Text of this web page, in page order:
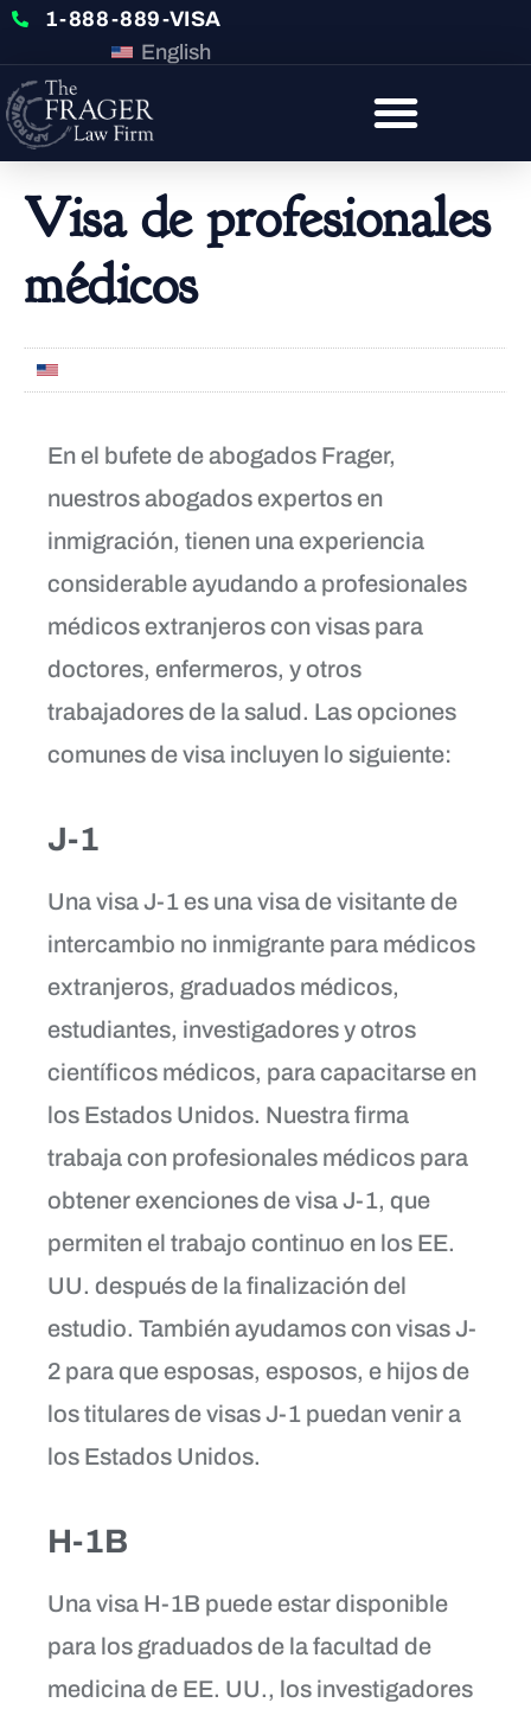
1-888-889-VISA
English
Visa de profesionales
médicos
En el bufete de abogados Frager,
nuestros abogados expertos en
inmigración, tienen una experiencia
considerable ayudando a profesionales
médicos extranjeros con visas para
doctores, enfermeros, y otros
trabajadores de la salud. Las opciones
comunes de visa incluyen lo siguiente:
J-1
Una visa J-1 es una visa de visitante de
intercambio no inmigrante para médicos
extranjeros, graduados médicos,
estudiantes, investigadores y otros
científicos médicos, para capacitarse en
los Estados Unidos. Nuestra firma
trabaja con profesionales médicos para
obtener exenciones de visa J-1, que
permiten el trabajo continuo en los EE.
UU. después de la finalización del
estudio. También ayudamos con visas J-
2 para que esposas, esposos, e hijos de
los titulares de visas J-1 puedan venir a
los Estados Unidos.
H-1B
Una visa H-1B puede estar disponible
para los graduados de la facultad de
medicina de EE. UU., los investigadores